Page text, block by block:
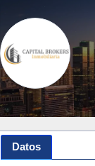
Datos